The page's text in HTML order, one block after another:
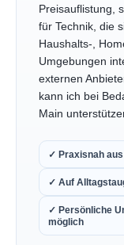
Preisauflistung,
für Technik, die
Haushalts-,
Umgebungen
externen
kann ich bei
Main
✓ Praxisnah
✓ Auf
✓ Persönliche
möglich